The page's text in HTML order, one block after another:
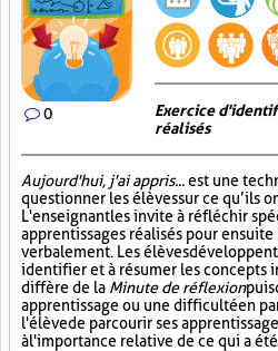
0
Exercice
réalisés
Aujourd'hui, j'ai appris...est une
questionner les élèves sur ce qu’ils
L'enseignant les invite à réfléchir
apprentissages réalisés pour
verbalement. Les élèves
identifier et à résumer les concepts
diffère de la Minute de réflexion
apprentissage ou une difficulté en
l'élève de parcourir ses
à l'importance relative de ce qui a